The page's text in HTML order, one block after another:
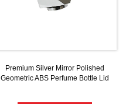
Premium Silver Mirror Polished
Geometric ABS Perfume Bottle Lid